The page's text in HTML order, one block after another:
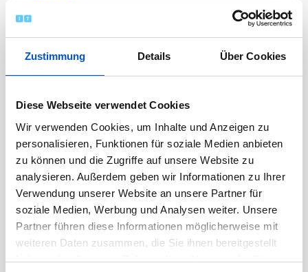
Zustimmung Details Über Cookies
Diese Webseite verwendet Cookies
Wir verwenden Cookies, um Inhalte und Anzeigen zu
personalisieren, Funktionen für soziale Medien anbieten
zu können und die Zugriffe auf unsere Website zu
analysieren. Außerdem geben wir Informationen zu Ihrer
Verwendung unserer Website an unsere Partner für
soziale Medien, Werbung und Analysen weiter. Unsere
Partner führen diese Informationen möglicherweise mit
weiteren Daten zusammen, die Sie ihnen bereitgestellt
haben oder die sie im Rahmen Ihrer Nutzung der Dienste
Februar 2022
Januar 2022
Dezember 2021
November 2021
Oktober 2021
August 2021
Juli 2021
Juni 2021
Mai 2021
April 2021
März 2021